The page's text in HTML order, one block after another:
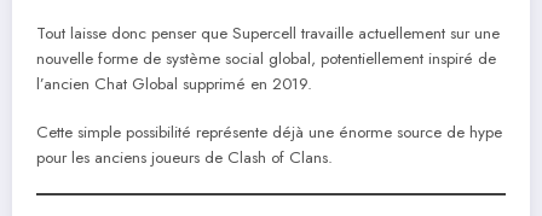
Tout laisse donc penser que Supercell travaille actuellement sur une
nouvelle forme de système social global, potentiellement inspiré de
l’ancien Chat Global supprimé en 2019.
Cette simple possibilité représente déjà une énorme source de hype
pour les anciens joueurs de Clash of Clans.